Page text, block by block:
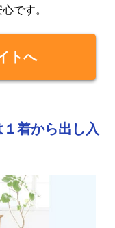
です。
トへ
着から出し入